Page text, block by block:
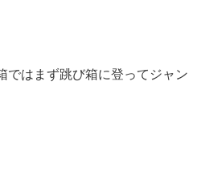
ではまず跳び箱に登ってジャン